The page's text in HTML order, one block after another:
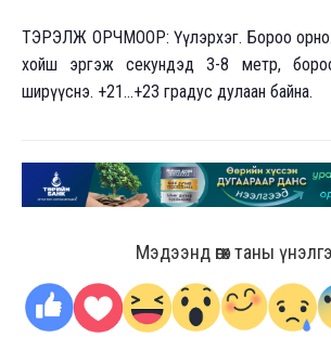
ТЭРЭЛЖ ОРЧМООР: Үүлэрхэг. Бороо орно.
хойш эргэж секундэд 3-8 метр,
ширүүснэ. +21...+23 градус дулаан байна.
Мэдээнд өгөх таны